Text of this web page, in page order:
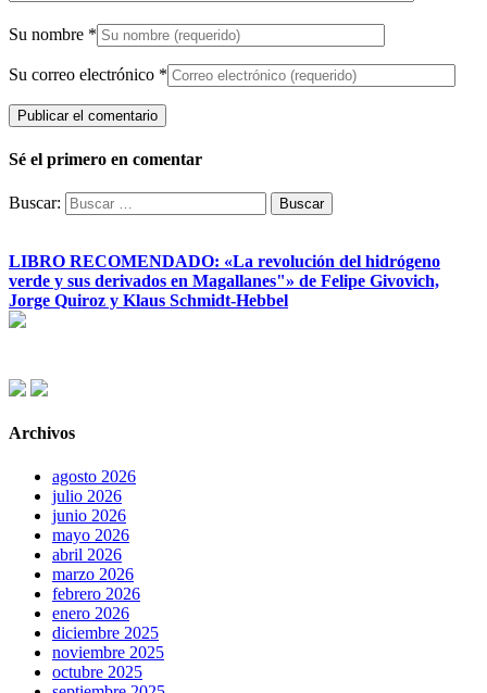
Su nombre *
Su correo electrónico *
Sé el primero en comentar
Buscar:
LIBRO RECOMENDADO: «La revolución del hidrógeno
verde y sus derivados en Magallanes"» de Felipe Givovich,
Jorge Quiroz y Klaus Schmidt-Hebbel
Archivos
agosto 2026
julio 2026
junio 2026
mayo 2026
abril 2026
marzo 2026
febrero 2026
enero 2026
diciembre 2025
noviembre 2025
octubre 2025